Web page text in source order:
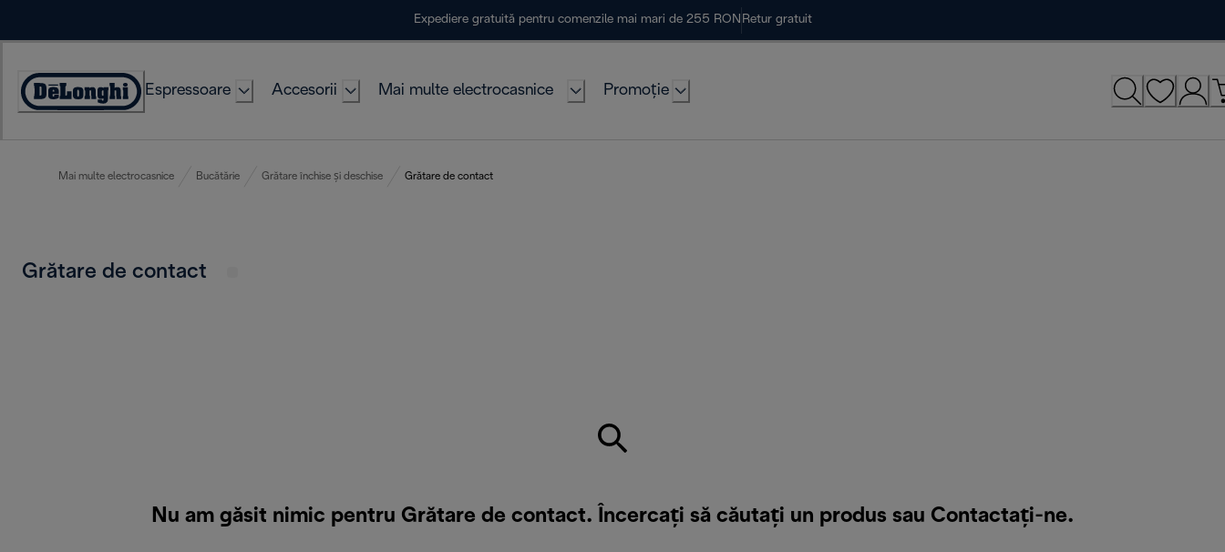
Expediere gratuită pentru comenzile mai mari de 255 RON Retur gratuit
Accessibility
Espressoare Accesorii Mai multe electrocasnice Promoție
Mai multe electrocasnice Bucătărie Grătare închise și deschise Grătare de contact
Grătare de contact
Nu am găsit nimic pentru Grătare de contact. Încercați să căutați un produs sau Contactați-ne.